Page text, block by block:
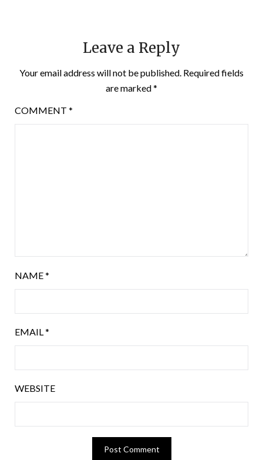
Leave a Reply
Your email address will not be published. Required fields
are marked*
COMMENT *
NAME*
EMAIL*
WEBSITE